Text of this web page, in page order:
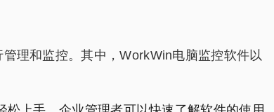
理和监控。其中，WorkWin电脑监控软件以